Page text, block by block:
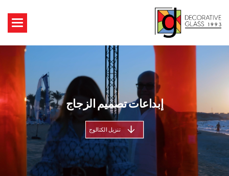
إبداعات تصميم الزجاج
تنزيل الكتالوج